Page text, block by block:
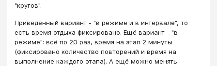
"кругов".
Приведённый вариант - "в режиме и в интервале", то
есть время отдыха фиксировано. Ещё вариант - "в
режиме": всё по 20 раз, время на этап 2 минуты
(фиксировано количество повторений и время на
выполнение каждого этапа). А ещё можно менять